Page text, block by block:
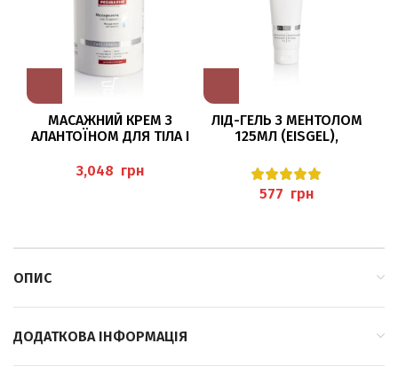
МАСАЖНИЙ КРЕМ З
АЛАНТОЇНОМ ДЛЯ ТІЛА І
(MASSAGECREME)
PEDIBAEHR
грн
ЛІД-ГЕЛЬ З МЕНТОЛОМ
125МЛ (EISGEL),
грн
ОПИС
ДОДАТКОВА ІНФОРМАЦІЯ